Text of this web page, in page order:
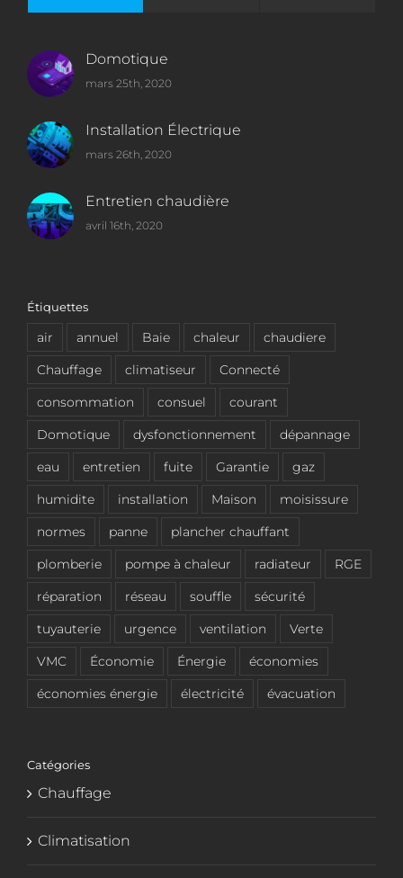
Domotique
mars 25th, 2020
Installation Électrique
mars 26th, 2020
Entretien chaudière
avril 16th, 2020
Étiquettes
air annuel Baie chaleur
chaudiere
Chauffage
climatiseur
Connecté
consommation
consuel
courant
Domotique
dysfonctionnement
dépannage
eau
entretien fuite Garantie
gaz
humidite
installation Maison
moisissure
normes
panne
plancher chauffant
plomberie
pompe à chaleur radiateur
RGE
réparation
réseau souffle
sécurité
tuyauterie
urgence ventilation
Verte
VMC
Économie Énergie
économies
économies énergie
électricité évacuation
Catégories
Chauffage
Climatisation